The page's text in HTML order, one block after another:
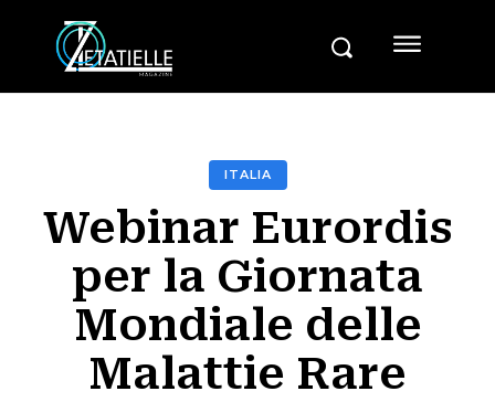
ITALIA
Webinar Eurordis
per la Giornata
Mondiale delle
Malattie Rare